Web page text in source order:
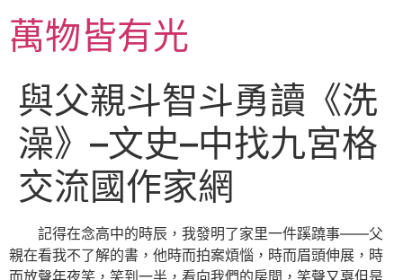
主萬物皆有光
與父親斗智斗勇讀《洗
澡》–文史–中找九宮格
交流國作家網
記得在念高中的時辰，我發明了家里一件蹊蹺事——父
親在看我不了解的書，他時而拍案煩惱，時而眉頭伸展，時
而放聲年夜笑，笑到一半，看向我們的房間，笑聲又戛但是